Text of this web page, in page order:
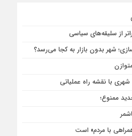
از سلیقه‌های سیاسی
شهر بدون بازار به کجا می‌رسد؟
شهری با نقشه راه عملیاتی
ممنوع؛
با مردم» است